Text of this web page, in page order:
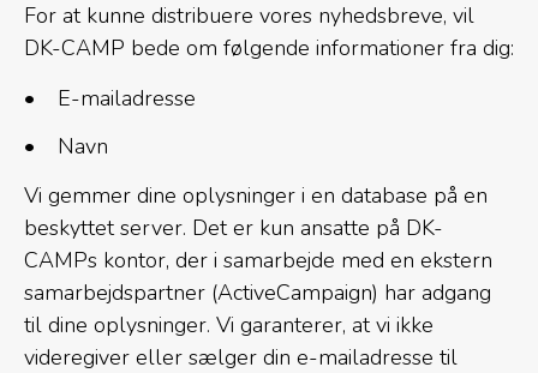
For at kunne distribuere vores nyhedsbreve, vil
DK-CAMP bede om følgende informationer fra dig:
E-mailadresse
Navn
Vi gemmer dine oplysninger i en database på en
beskyttet server. Det er kun ansatte på DK-
CAMPs kontor, der i samarbejde med en ekstern
samarbejdspartner (ActiveCampaign) har adgang
til dine oplysninger. Vi garanterer, at vi ikke
videregiver eller sælger din e-mailadresse til